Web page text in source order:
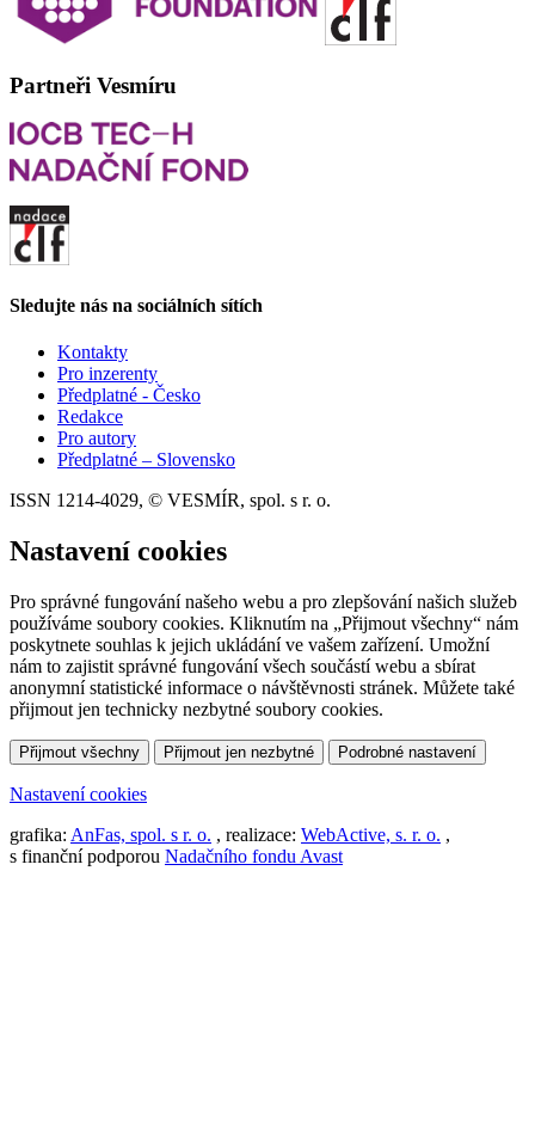
Partneři Vesmíru
Sledujte nás na sociálních sítích
Kontakty
Pro inzerenty
Předplatné - Česko
Redakce
Pro autory
Předplatné – Slovensko
ISSN 1214-4029, © VESMÍR, spol. s r. o.
Nastavení cookies
Pro správné fungování našeho webu a pro zlepšování našich služeb
používáme soubory cookies. Kliknutím na „Přijmout všechny“ nám
poskytnete souhlas k jejich ukládání ve vašem zařízení. Umožní
nám to zajistit správné fungování všech součástí webu a sbírat
anonymní statistické informace o návštěvnosti stránek. Můžete také
přijmout jen technicky nezbytné soubory cookies.
Přijmout všechny Přijmout jen nezbytné Podrobné nastavení
Nastavení cookies
grafika: AnFas, spol. s r. o. , realizace: WebActive, s. r. o. ,
s finanční podporou Nadačního fondu Avast